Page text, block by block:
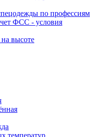
по профессиям
ФСС - условия
высоте
температур